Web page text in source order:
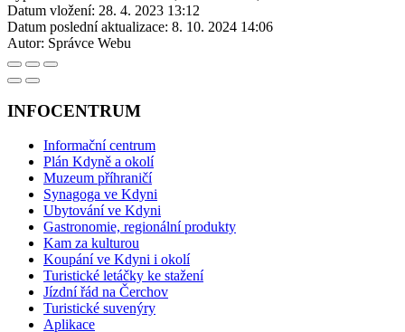
Datum vložení: 28. 4. 2023 13:12
Datum poslední aktualizace: 8. 10. 2024 14:06
Autor: Správce Webu
INFOCENTRUM
Informační centrum
Plán Kdyně a okolí
Muzeum příhraničí
Synagoga ve Kdyni
Ubytování ve Kdyni
Gastronomie, regionální produkty
Kam za kulturou
Koupání ve Kdyni i okolí
Turistické letáčky ke stažení
Jízdní řád na Čerchov
Turistické suvenýry
Aplikace